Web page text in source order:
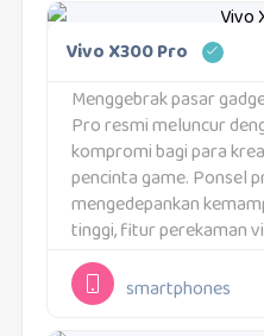
Vivo X300 Pro
Menggebrak pasar
Pro resmi meluncur
kompromi bagi para
pencinta game. Ponsel
mengedepankan
tinggi, fitur perekaman
serta tenaga dapur pacu
untuk konsumen di
dibekali konfigurasi
smartphones